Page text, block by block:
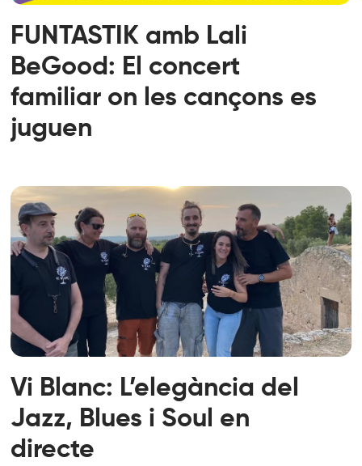
FUNTASTIK amb Lali
BeGood: El concert
familiar on les cançons es
juguen
Vi Blanc: L’elegància del
Jazz, Blues i Soul en
directe